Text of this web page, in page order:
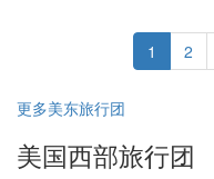
1 2
更多美东旅行团
美国西部旅行团